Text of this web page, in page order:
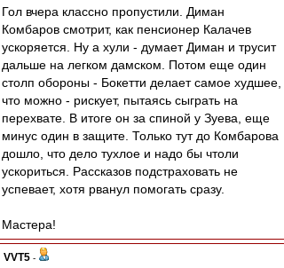
Гол вчера классно пропустили. Диман
Комбаров смотрит, как пенсионер Калачев
ускоряется. Ну а хули - думает Диман и трусит
дальше на легком дамском. Потом еще один
столп обороны - Бокетти делает самое худшее,
что можно - рискует, пытаясь сыграть на
перехвате. В итоге он за спиной у Зуева, еще
минус один в защите. Только тут до Комбарова
дошло, что дело тухлое и надо бы чтоли
ускориться. Рассказов подстраховать не
успевает, хотя рванул помогать сразу.
Мастера!
VVT5 -